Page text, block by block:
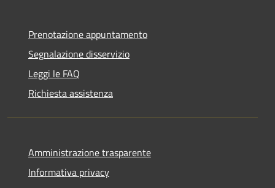
Prenotazione appuntamento
Segnalazione disservizio
Leggi le FAQ
Richiesta assistenza
Amministrazione trasparente
Informativa privacy